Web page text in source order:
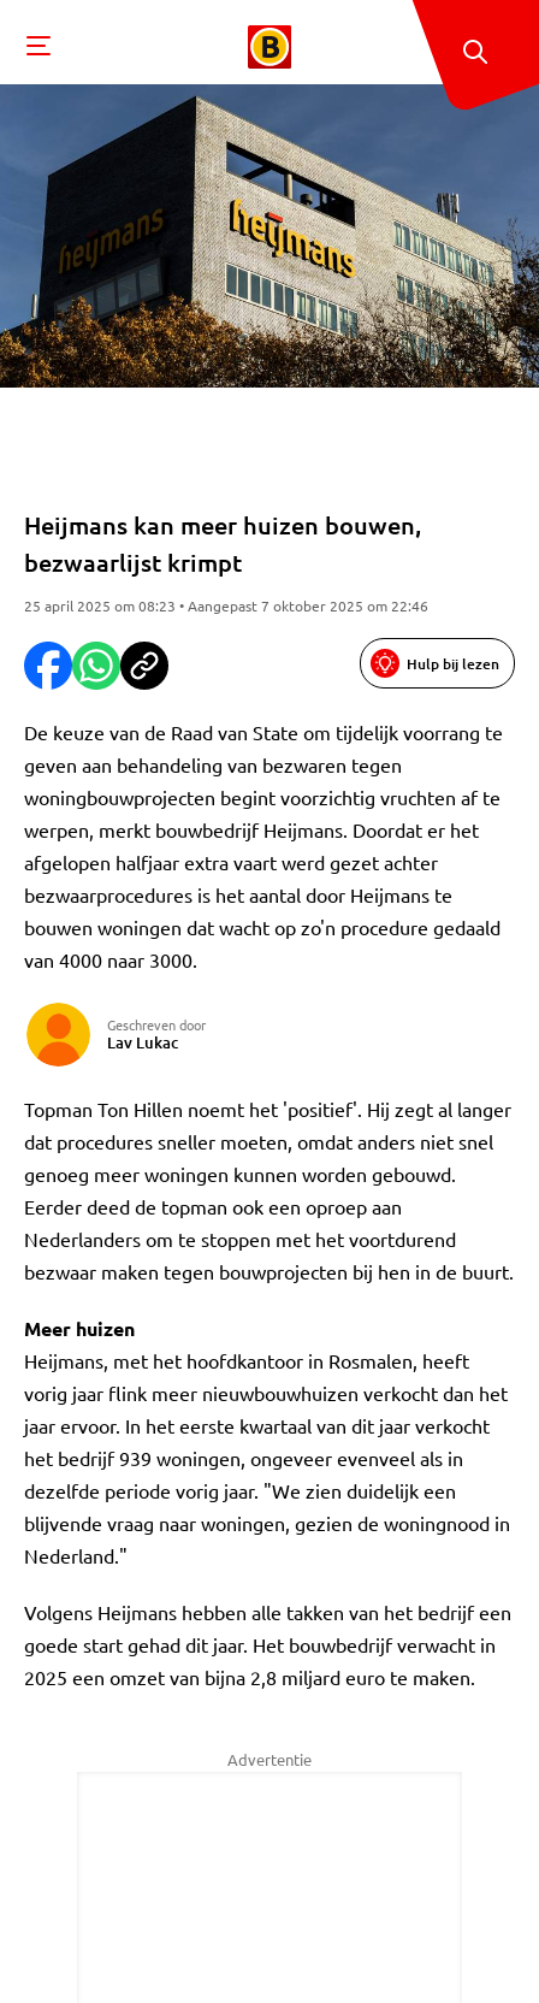
Heijmans kan meer huizen bouwen,
bezwaarlijst krimpt
25 april 2025 om 08:23 • Aangepast 7 oktober 2025 om 22:46
Hulp bij lezen
De keuze van de Raad van State om tijdelijk voorrang te
geven aan behandeling van bezwaren tegen
woningbouwprojecten begint voorzichtig vruchten af te
werpen, merkt bouwbedrijf Heijmans. Doordat er het
afgelopen halfjaar extra vaart werd gezet achter
bezwaarprocedures is het aantal door Heijmans te
bouwen woningen dat wacht op zo'n procedure gedaald
van 4000 naar 3000.
Geschreven door
Lav Lukac
Topman Ton Hillen noemt het 'positief'. Hij zegt al langer
dat procedures sneller moeten, omdat anders niet snel
genoeg meer woningen kunnen worden gebouwd.
Eerder deed de topman ook een oproep aan
Nederlanders om te stoppen met het voortdurend
bezwaar maken tegen bouwprojecten bij hen in de buurt.
Meer huizen
Heijmans, met het hoofdkantoor in Rosmalen, heeft
vorig jaar flink meer nieuwbouwhuizen verkocht dan het
jaar ervoor. In het eerste kwartaal van dit jaar verkocht
het bedrijf 939 woningen, ongeveer evenveel als in
dezelfde periode vorig jaar. "We zien duidelijk een
blijvende vraag naar woningen, gezien de woningnood in
Nederland."
Volgens Heijmans hebben alle takken van het bedrijf een
goede start gehad dit jaar. Het bouwbedrijf verwacht in
2025 een omzet van bijna 2,8 miljard euro te maken.
Advertentie